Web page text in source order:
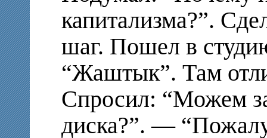
капитализма?”.
шаг. Пошел в
“Жаштык”. Там
Спросил: “Можем
диска?”. —